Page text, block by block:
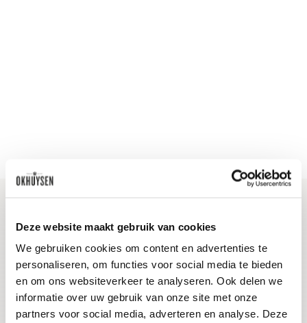
Deze website maakt gebruik van cookies
We gebruiken cookies om content en advertenties te
personaliseren, om functies voor social media te bieden
en om ons websiteverkeer te analyseren. Ook delen we
informatie over uw gebruik van onze site met onze
partners voor social media, adverteren en analyse. Deze
Blijf op de hoogte
Ontvang het laatste wijnnieuws, proeverijen en
evenementen
E-mailadres